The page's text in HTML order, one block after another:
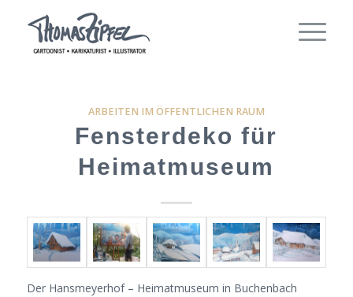
ARBEITEN IM ÖFFENTLICHEN RAUM
Fensterdeko für
Heimatmuseum
Der Hansmeyerhof – Heimatmuseum in Buchenbach